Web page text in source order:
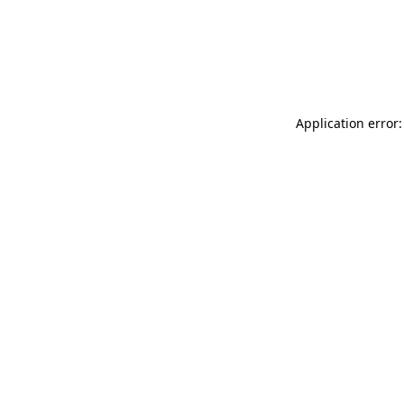
Application